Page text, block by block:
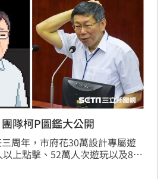
隊柯P圖鑑大公開
周年，市府花30萬設計專屬遊
上點擊、52萬人次遊玩以及8千